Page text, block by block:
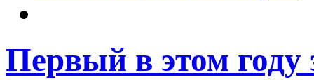
Первый в этом году